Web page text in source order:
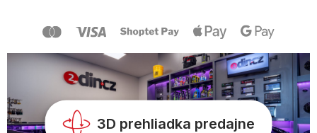
3D prehliadka predajne